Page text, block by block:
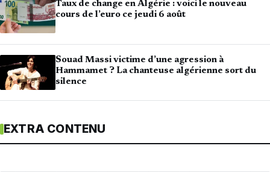
Taux de change en Algérie : voici le nouveau
cours de l’euro ce jeudi 6 août
Souad Massi victime d’une agression à
Hammamet ? La chanteuse algérienne sort du
silence
EXTRA CONTENU